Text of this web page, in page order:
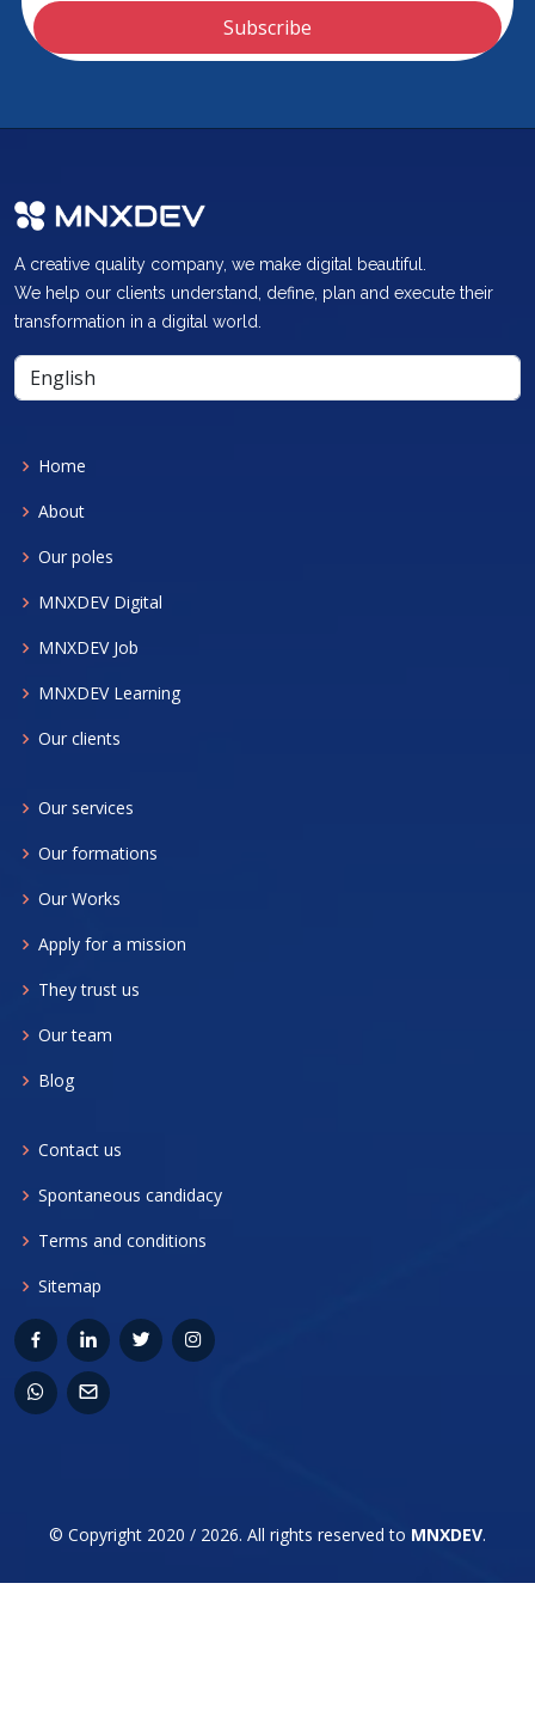
Subscribe
A creative quality company, we make digital beautiful.
We help our clients understand, define, plan and execute their
transformation in a digital world.
Home
About
Our poles
MNXDEV Digital
MNXDEV Job
MNXDEV Learning
Our clients
Our services
Our formations
Our Works
Apply for a mission
They trust us
Our team
Blog
Contact us
Spontaneous candidacy
Terms and conditions
Sitemap
© Copyright 2020 / 2026. All rights reserved to MNXDEV.